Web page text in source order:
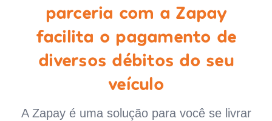
parceria com a Zapay
facilita o pagamento de
diversos débitos do seu
veículo
A Zapay é uma solução para você se livrar